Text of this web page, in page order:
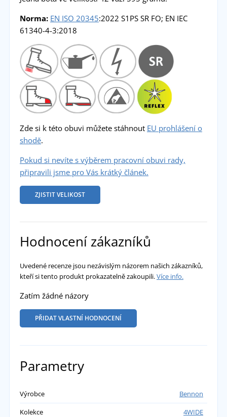
Norma: EN ISO 20345:2022 S1PS SR FO; EN IEC
61340-4-3:2018
Zde si k této obuvi můžete stáhnout EU prohlášení o
shodě.
Pokud si nevíte s výběrem pracovní obuvi rady,
připravili jsme pro Vás krátký článek.
ZJISTIT VELIKOST
Hodnocení zákazníků
Uvedené recenze jsou nezávislým názorem našich zákazníků,
kteří si tento produkt prokazatelně zakoupili.Více info.
Zatím žádné názory
PŘIDAT VLASTNÍ HODNOCENÍ
Parametry
Výrobce
Bennon
Kolekce
4WIDE